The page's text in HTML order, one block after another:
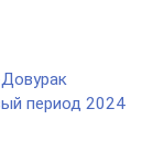
период 2024